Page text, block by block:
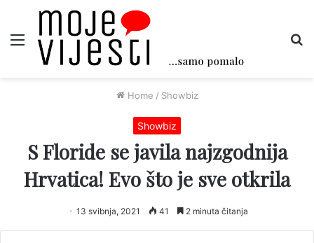
Menu
Home / Showbiz
Showbiz
S Floride se javila najzgodnija
Hrvatica! Evo što je sve otkrila
13 svibnja, 2021 41 2 minuta čitanja